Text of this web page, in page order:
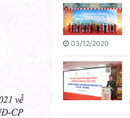
03/12/2020